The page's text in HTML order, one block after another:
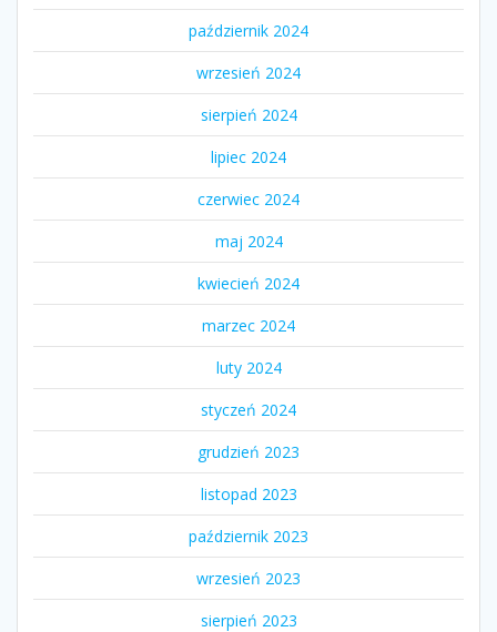
październik 2024
wrzesień 2024
sierpień 2024
lipiec 2024
czerwiec 2024
maj 2024
kwiecień 2024
marzec 2024
luty 2024
styczeń 2024
grudzień 2023
listopad 2023
październik 2023
wrzesień 2023
sierpień 2023